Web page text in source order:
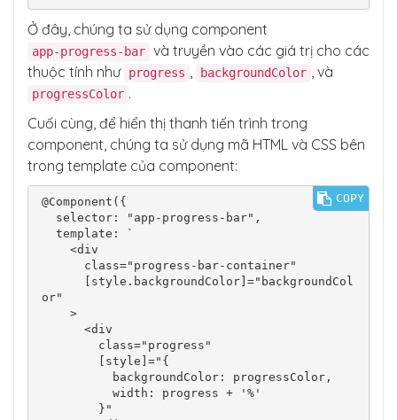
Ở đây, chúng ta sử dụng component
app-progress-bar và truyền vào các giá trị cho các
thuộc tính như progress backgroundColor , và
progressColor .
Cuối cùng, để hiển thị thanh tiến trình trong
component, chúng ta sử dụng mã HTML và CSS bên
trong template của component:
@Component({
or"
COPY